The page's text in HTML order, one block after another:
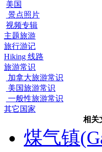
美国
景点照片
视频专辑
主题旅游
旅行游记
Hiking 线路
旅游常识
加拿大旅游常识
美国旅游常识
一般性旅游常识
其它国家
相关
煤气镇